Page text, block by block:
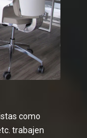
como
trabajen